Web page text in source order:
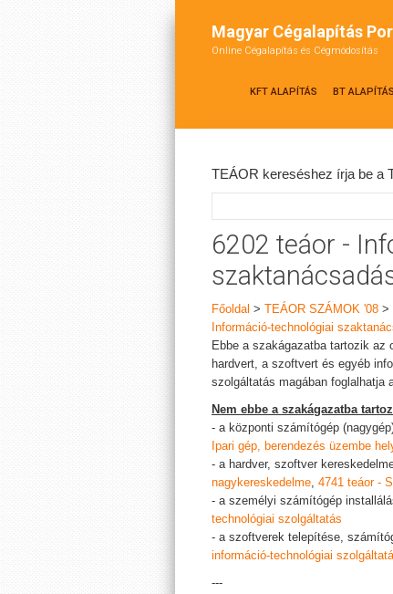
Magyar Cégalapítás
Online Cégalapítás és Cégmódosítás
KFT ALAPÍTÁS BT ALAPÍTÁS
TEÁOR kereséshez írja be a
6202 teáor -
Főoldal > TEÁOR SZÁMOK '08 >
Információ-technológiai
Ebbe a szakágazatba tartozik az
hardvert, a szoftvert és egyéb
szolgáltatás magában foglalhatja
Nem ebbe a szakágazatba
- a központi számítógép
Ipari gép, berendezés üzembe
- a hardver, szoftver
nagykereskedelme, 4741 teáor -
- a személyi számítógép
technológiai szolgáltatás
- a szoftverek telepítése,
információ-technológiai
---